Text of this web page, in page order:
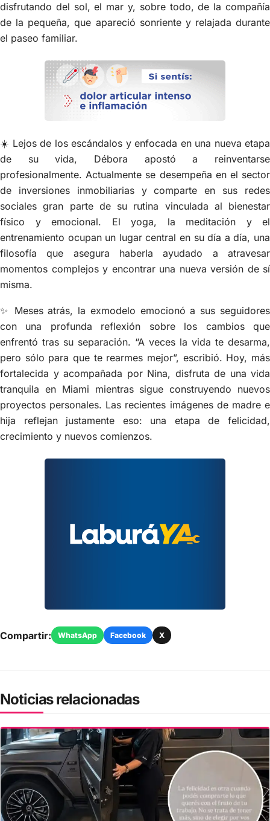
disfrutando del sol, el mar y, sobre todo, de la compañía
de la pequeña, que apareció sonriente y relajada durante
el paseo familiar.
☀️ Lejos de los escándalos y enfocada en una nueva etapa
de su vida, Débora apostó a reinventarse
profesionalmente. Actualmente se desempeña en el sector
de inversiones inmobiliarias y comparte en sus redes
sociales gran parte de su rutina vinculada al bienestar
físico y emocional. El yoga, la meditación y el
entrenamiento ocupan un lugar central en su día a día, una
filosofía que asegura haberla ayudado a atravesar
momentos complejos y encontrar una nueva versión de sí
misma.
✨ Meses atrás, la exmodelo emocionó a sus seguidores
con una profunda reflexión sobre los cambios que
enfrentó tras su separación. “A veces la vida te desarma,
pero sólo para que te rearmes mejor”, escribió. Hoy, más
fortalecida y acompañada por Nina, disfruta de una vida
tranquila en Miami mientras sigue construyendo nuevos
proyectos personales. Las recientes imágenes de madre e
hija reflejan justamente eso: una etapa de felicidad,
crecimiento y nuevos comienzos.
Compartir: WhatsApp Facebook X
Noticias relacionadas